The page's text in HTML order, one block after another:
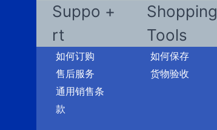
Suppo
rt
如何订购
售后服务
通用销售条
款
Shopping
Tools
如何保存
货物验收